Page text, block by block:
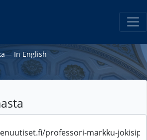
― In English